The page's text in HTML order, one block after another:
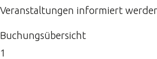
Veranstaltungen informiert
Buchungsübersicht
1